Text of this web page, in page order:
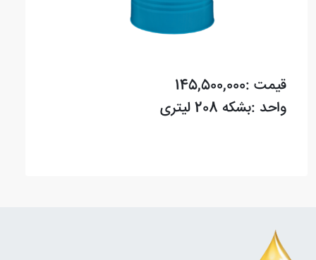
قیمت :145,500,000
واحد :بشکه 208 لیتری